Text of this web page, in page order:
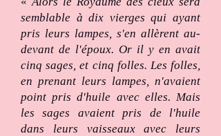
semblable à dix vierges qui ayant
pris leurs lampes, s'en allèrent au-
devant de l'époux. Or il y en avait
cinq sages, et cinq folles. Les folles,
en prenant leurs lampes, n'avaient
point pris d'huile avec elles. Mais
les sages avaient pris de l'huile
dans leurs vaisseaux avec leurs